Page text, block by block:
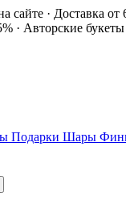
сайте · Доставка
· Авторские
Подарки Шары